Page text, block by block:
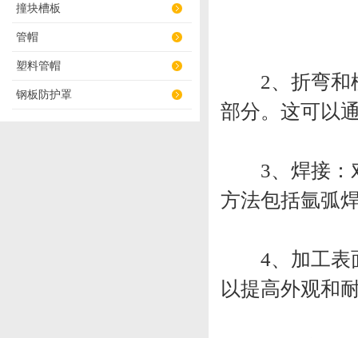
撞块槽板
管帽
塑料管帽
钢板防护罩
2、折弯和模
部分。这可以
3、焊接：对
方法包括氩弧
4、加工表面
以提高外观和